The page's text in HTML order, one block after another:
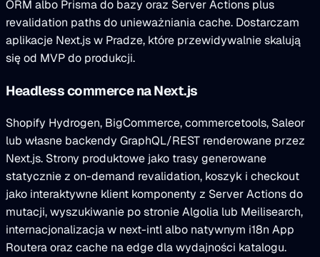
ORM albo Prisma do bazy oraz Server Actions plus
revalidation paths do unieważniania cache. Dostarczam
aplikacje Next.js w Pradze, które przewidywalnie skalują
się od MVP do produkcji.
Headless commerce na Next.js
Shopify Hydrogen, BigCommerce, commercetools, Saleor
lub własne backendy GraphQL/REST renderowane przez
Next.js. Strony produktowe jako trasy generowane
statycznie z on-demand revalidation, koszyk i checkout
jako interaktywne klient komponenty z Server Actions do
mutacji, wyszukiwanie po stronie Algolia lub Meilisearch,
internacjonalizacja w next-intl albo natywnym i18n App
Routera oraz cache na edge dla wydajności katalogu.